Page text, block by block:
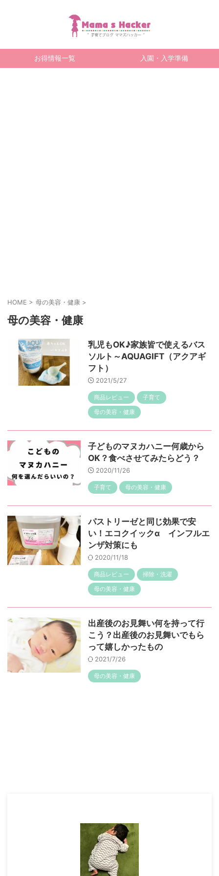
お得情報一覧 入園・入学準備
HOME > 母の美容・健康 >
母の美容・健康
乳児もOK♪家族皆で使えるバス
ソルト～AQUAGIFT（アクアギ
フト）
2021/5/27
商品レビュー
子育て
母の美容・健康
子どものマヌカハニー何歳から
OK？食べさせてみたらどう？
2020/11/26
子育て 母の美容・健康
パストリーゼと同じ効果で安
い！エコクイックα インフルエ
ンザ対策にも
2020/11/18
商品レビュー
掃除・洗濯
母の美容・健康
出産後のお見舞い何を持って行
こう？出産後のお見舞いでもら
って嬉しかったもの
2021/7/26
母の美容・健康